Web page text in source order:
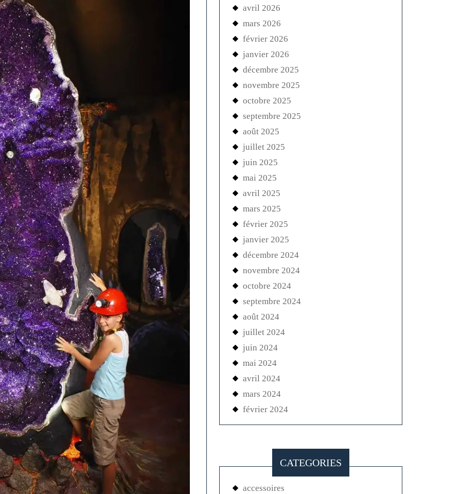
avril 2026
mars 2026
février 2026
janvier 2026
décembre 2025
novembre 2025
octobre 2025
septembre 2025
août 2025
juillet 2025
juin 2025
mai 2025
avril 2025
mars 2025
février 2025
janvier 2025
décembre 2024
novembre 2024
octobre 2024
septembre 2024
août 2024
juillet 2024
juin 2024
mai 2024
avril 2024
mars 2024
février 2024
CATEGORIES
accessoires